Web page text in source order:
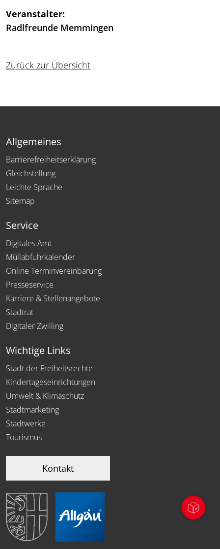
Veranstalter:
Radlfreunde Memmingen
Zurück zur Übersicht
Allgemeines
Barrierefreiheitserklärung
Gleichstellung
Leichte Sprache
Sitemap
Service
Digitales Amt
Müllabfuhrkalender
Online Terminvereinbarung
Presseservice
Karriere & Stellenangebote
Stadtrat
Digitaler Zwilling
Wichtige Links
Stadt der Freiheitsrechte
Kindertageseinrichtungen
Umwelt & Klimaschutz
Stadtmarketing
Stadtwerke
Tourismus
Kontakt